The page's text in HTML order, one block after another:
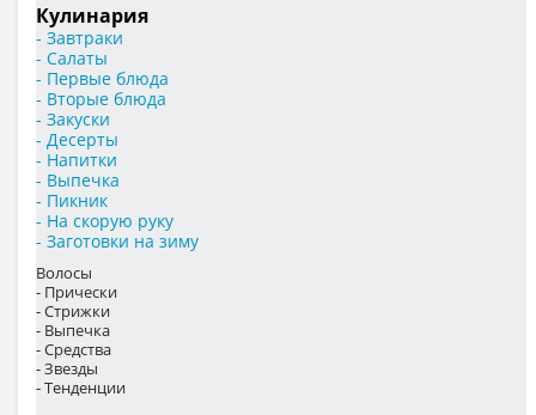
Кулинария
- Завтраки
- Салаты
- Первые блюда
- Вторые блюда
- Закуски
- Десерты
- Напитки
- Выпечка
- Пикник
- На скорую руку
- Заготовки на зиму
Волосы
- Прически
- Стрижки
- Выпечка
- Средства
- Звезды
- Тенденции